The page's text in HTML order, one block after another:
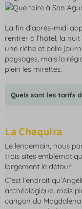
La fin d’après-midi
rentrer à l’hôtel, la
une riche et belle
paysages, mais la
plein les mirettes.
Quels sont les tarifs
La Chaquira
Le lendemain, nous
trois sites
largement le détour.
C’est l’endroit
archéologique, mais
canyon du Magdalena